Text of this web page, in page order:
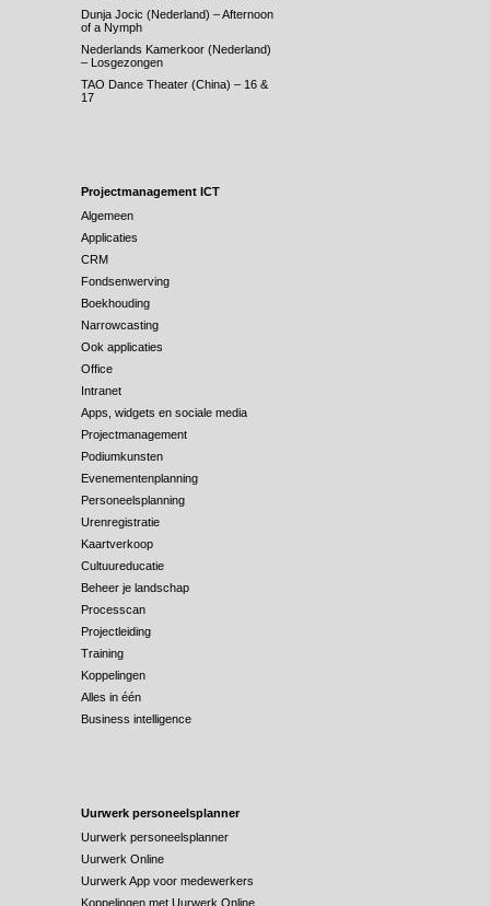
Dunja Jocic (Nederland) – Afternoon
of a Nymph
Nederlands Kamerkoor (Nederland)
– Losgezongen
TAO Dance Theater (China) – 16 &
17
Projectmanagement ICT
Algemeen
Applicaties
CRM
Fondsenwerving
Boekhouding
Narrowcasting
Ook applicaties
Office
Intranet
Apps, widgets en sociale media
Projectmanagement
Podiumkunsten
Evenementenplanning
Personeelsplanning
Urenregistratie
Kaartverkoop
Cultuureducatie
Beheer je landschap
Processcan
Projectleiding
Training
Koppelingen
Alles in één
Business intelligence
Uurwerk personeelsplanner
Uurwerk personeelsplanner
Uurwerk Online
Uurwerk App voor medewerkers
Koppelingen met Uurwerk Online